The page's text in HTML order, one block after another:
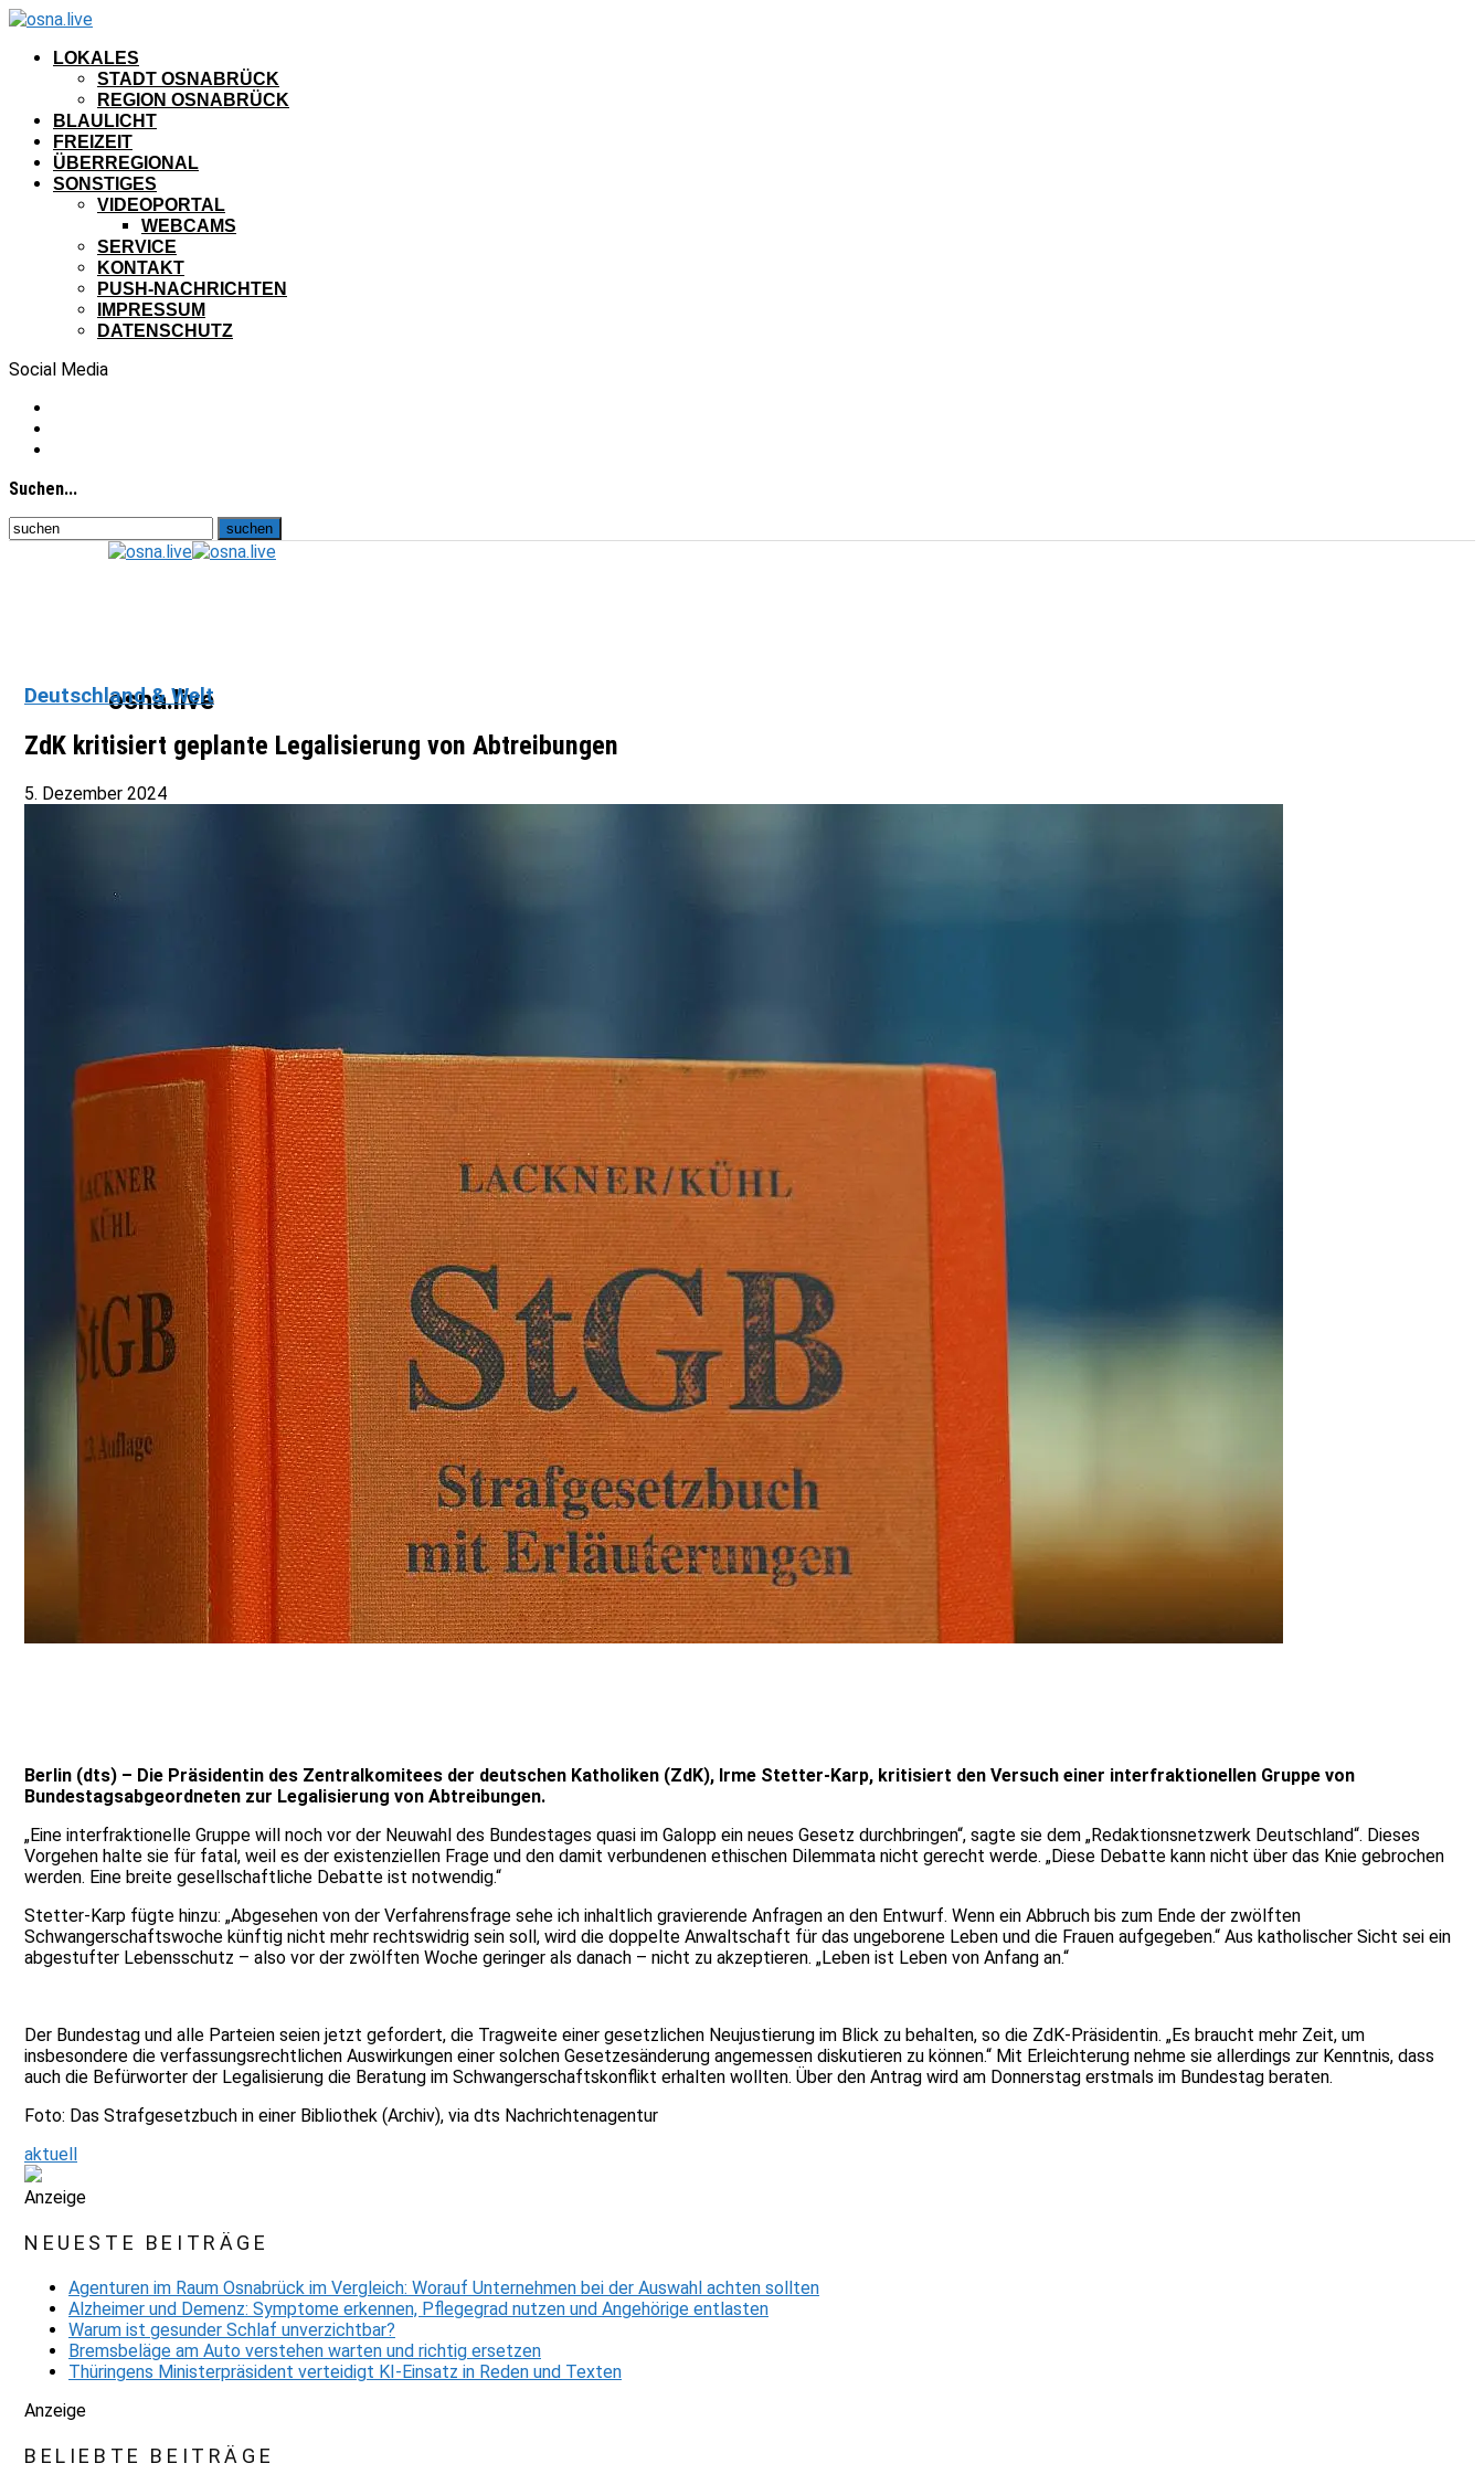
LOKALES
STADT OSNABRÜCK
REGION OSNABRÜCK
BLAULICHT
FREIZEIT
ÜBERREGIONAL
SONSTIGES
VIDEOPORTAL
WEBCAMS
SERVICE
KONTAKT
PUSH-NACHRICHTEN
IMPRESSUM
DATENSCHUTZ
Social Media
Suchen...
osna.live
Deutschland & Welt
ZdK kritisiert geplante Legalisierung von Abtreibungen
5. Dezember 2024
Berlin (dts) – Die Präsidentin des Zentralkomitees der deutschen Katholiken (ZdK), Irme Stetter-Karp, kritisiert den Versuch einer interfraktionellen Gruppe von
Bundestagsabgeordneten zur Legalisierung von Abtreibungen.
„Eine interfraktionelle Gruppe will noch vor der Neuwahl des Bundestages quasi im Galopp ein neues Gesetz durchbringen“, sagte sie dem „Redaktionsnetzwerk Deutschland“. Dieses
Vorgehen halte sie für fatal, weil es der existenziellen Frage und den damit verbundenen ethischen Dilemmata nicht gerecht werde. „Diese Debatte kann nicht über das Knie gebrochen
werden. Eine breite gesellschaftliche Debatte ist notwendig.“
Stetter-Karp fügte hinzu: „Abgesehen von der Verfahrensfrage sehe ich inhaltlich gravierende Anfragen an den Entwurf. Wenn ein Abbruch bis zum Ende der zwölften
Schwangerschaftswoche künftig nicht mehr rechtswidrig sein soll, wird die doppelte Anwaltschaft für das ungeborene Leben und die Frauen aufgegeben.“ Aus katholischer Sicht sei ein
abgestufter Lebensschutz – also vor der zwölften Woche geringer als danach – nicht zu akzeptieren. „Leben ist Leben von Anfang an.“
Der Bundestag und alle Parteien seien jetzt gefordert, die Tragweite einer gesetzlichen Neujustierung im Blick zu behalten, so die ZdK-Präsidentin. „Es braucht mehr Zeit, um
insbesondere die verfassungsrechtlichen Auswirkungen einer solchen Gesetzesänderung angemessen diskutieren zu können.“ Mit Erleichterung nehme sie allerdings zur Kenntnis, dass
auch die Befürworter der Legalisierung die Beratung im Schwangerschaftskonflikt erhalten wollten. Über den Antrag wird am Donnerstag erstmals im Bundestag beraten.
Foto: Das Strafgesetzbuch in einer Bibliothek (Archiv), via dts Nachrichtenagentur
aktuell
Anzeige
NEUESTE BEITRÄGE
Agenturen im Raum Osnabrück im Vergleich: Worauf Unternehmen bei der Auswahl achten sollten
Alzheimer und Demenz: Symptome erkennen, Pflegegrad nutzen und Angehörige entlasten
Warum ist gesunder Schlaf unverzichtbar?
Bremsbeläge am Auto verstehen warten und richtig ersetzen
Thüringens Ministerpräsident verteidigt KI-Einsatz in Reden und Texten
Anzeige
BELIEBTE BEITRÄGE